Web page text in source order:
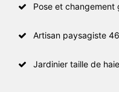
Pose et
Artisan paysagiste 46
Jardinier taille de